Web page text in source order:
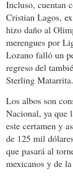
Incluso, cuentan
Cristian Lagos,
hizo daño al
merengues por
Lozano falló un
regreso del
Sterling Matarrita.
Los albos son
Nacional, ya que
este certamen y
de 125 mil
que pasará al
mexicanos y de la